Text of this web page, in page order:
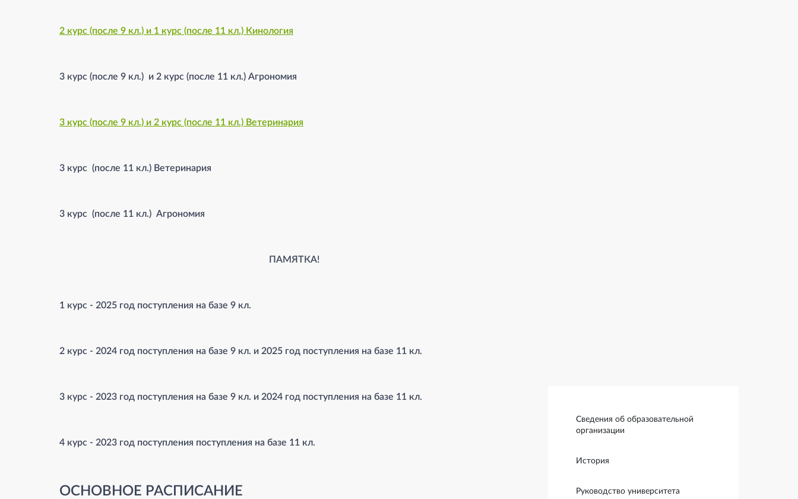
2 курс (после 9 кл.) и 1 курс (после 11 кл.) Кинология
3 курс (после 9 кл.) и 2 курс (после 11 кл.) Агрономия
3 курс (после 9 кл.) и 2 курс (после 11 кл.) Ветеринария
3 курс (после 11 кл.) Ветеринария
3 курс (после 11 кл.) Агрономия
ПАМЯТКА!
1 курс - 2025 год поступления на базе 9 кл.
2 курс - 2024 год поступления на базе 9 кл. и 2025 год поступления на базе 11 кл.
3 курс - 2023 год поступления на базе 9 кл. и 2024 год поступления на базе 11 кл.
4 курс - 2023 год поступления поступления на базе 11 кл.
ОСНОВНОЕ РАСПИСАНИЕ
Сведения об образовательной
организации
История
Руководство университета